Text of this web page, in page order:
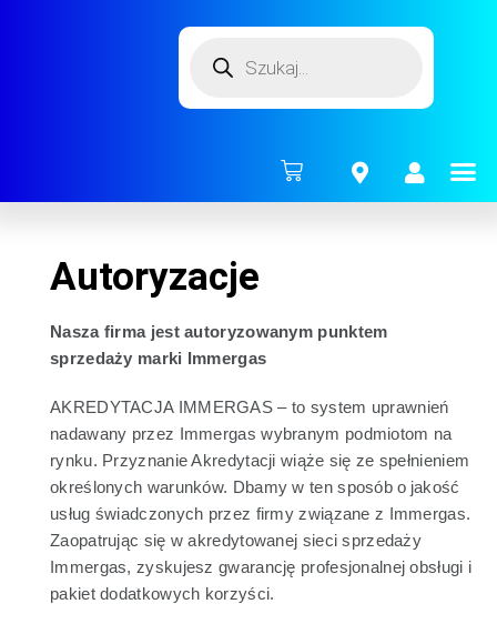
Autoryzacje
Nasza firma jest autoryzowanym punktem
sprzedaży marki Immergas
AKREDYTACJA IMMERGAS – to system uprawnień
nadawany przez Immergas wybranym podmiotom na
rynku. Przyznanie Akredytacji wiąże się ze spełnieniem
określonych warunków. Dbamy w ten sposób o jakość
usług świadczonych przez firmy związane z Immergas.
Zaopatrując się w akredytowanej sieci sprzedaży
Immergas, zyskujesz gwarancję profesjonalnej obsługi i
pakiet dodatkowych korzyści.